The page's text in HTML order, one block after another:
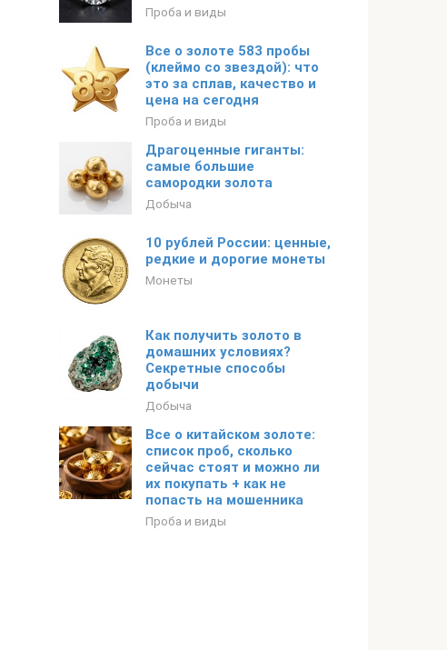
Проба и виды
Все о золоте 583 пробы
(клеймо со звездой): что
это за сплав, качество и
цена на сегодня
Проба и виды
Драгоценные гиганты:
самые большие
самородки золота
Добыча
10 рублей России: ценные,
редкие и дорогие монеты
Монеты
Как получить золото в
домашних условиях?
Секретные способы
добычи
Добыча
Все о китайском золоте:
список проб, сколько
сейчас стоят и можно ли
их покупать + как не
попасть на мошенника
Проба и виды